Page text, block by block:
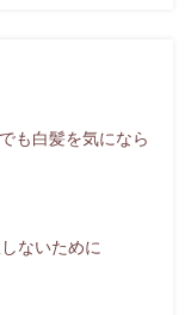
も白髪を気になら
ないために